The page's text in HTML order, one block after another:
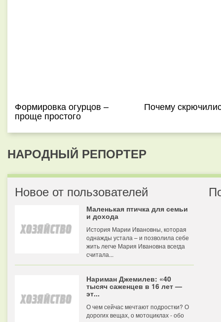
Формировка огурцов –
проще простого
Почему
НАРОДНЫЙ РЕПОРТЕР
Новое от пользователей
Маленькая птичка для семьи
и дохода
История Марии Ивановны, которая
однажды устала – и позволила себе
жить легче Мария Ивановна всегда
считала...
Нариман Джемилев: «40
тысяч саженцев в 16 лет —
эт...
О чем сейчас мечтают подростки? О
дорогих вещах, о мотоциклах - обо